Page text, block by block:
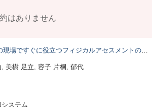
はありません
場ですぐに役立つフィジカルアセスメントのキホン
, 美樹 足立, 容子 片桐, 郁代
システム